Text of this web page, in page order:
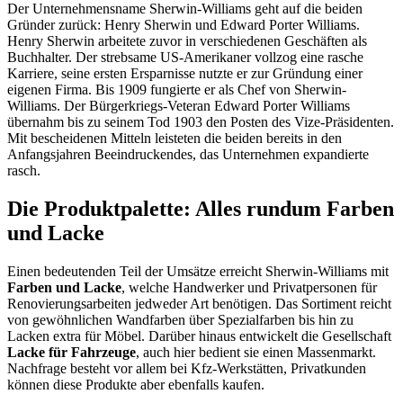
Der Unternehmensname Sherwin-Williams geht auf die beiden
Gründer zurück: Henry Sherwin und Edward Porter Williams.
Henry Sherwin arbeitete zuvor in verschiedenen Geschäften als
Buchhalter. Der strebsame US-Amerikaner vollzog eine rasche
Karriere, seine ersten Ersparnisse nutzte er zur Gründung einer
eigenen Firma. Bis 1909 fungierte er als Chef von Sherwin-
Williams. Der Bürgerkriegs-Veteran Edward Porter Williams
übernahm bis zu seinem Tod 1903 den Posten des Vize-Präsidenten.
Mit bescheidenen Mitteln leisteten die beiden bereits in den
Anfangsjahren Beeindruckendes, das Unternehmen expandierte
rasch.
Die Produktpalette: Alles rundum Farben
und Lacke
Einen bedeutenden Teil der Umsätze erreicht Sherwin-Williams mit
Farben und Lacke, welche Handwerker und Privatpersonen für
Renovierungsarbeiten jedweder Art benötigen. Das Sortiment reicht
von gewöhnlichen Wandfarben über Spezialfarben bis hin zu
Lacken extra für Möbel. Darüber hinaus entwickelt die Gesellschaft
Lacke für Fahrzeuge, auch hier bedient sie einen Massenmarkt.
Nachfrage besteht vor allem bei Kfz-Werkstätten, Privatkunden
können diese Produkte aber ebenfalls kaufen.